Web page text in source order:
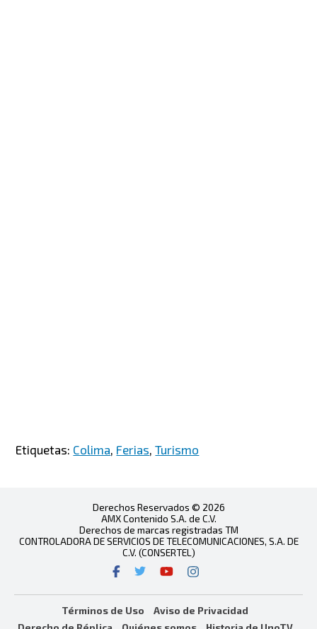
Etiquetas: Colima Ferias ,Turismo
Derechos Reservados © 2026
AMX Contenido S.A. de C.V.
Derechos de marcas registradas TM
CONTROLADORA DE SERVICIOS DE TELECOMUNICACIONES, S.A. DE
C.V. (CONSERTEL)
Términos de Uso
Aviso de Privacidad